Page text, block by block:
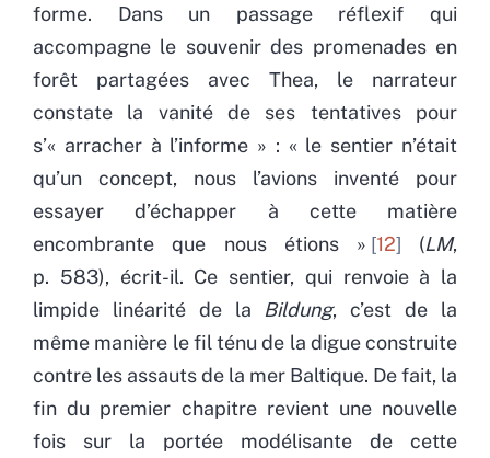
forme. Dans un passage réflexif qui
accompagne le souvenir des promenades en
forêt partagées avec Thea, le narrateur
constate la vanité de ses tentatives pour
s’« arracher à l’informe » : « le sentier n’était
qu’un concept, nous l’avions inventé pour
essayer d’échapper à cette matière
encombrante que nous étions » 12 (LM,
p. 583), écrit-il. Ce sentier, qui renvoie à la
limpide linéarité de la Bildung, c’est de la
même manière le fil ténu de la digue construite
contre les assauts de la mer Baltique. De fait, la
fin du premier chapitre revient une nouvelle
fois sur la portée modélisante de cette